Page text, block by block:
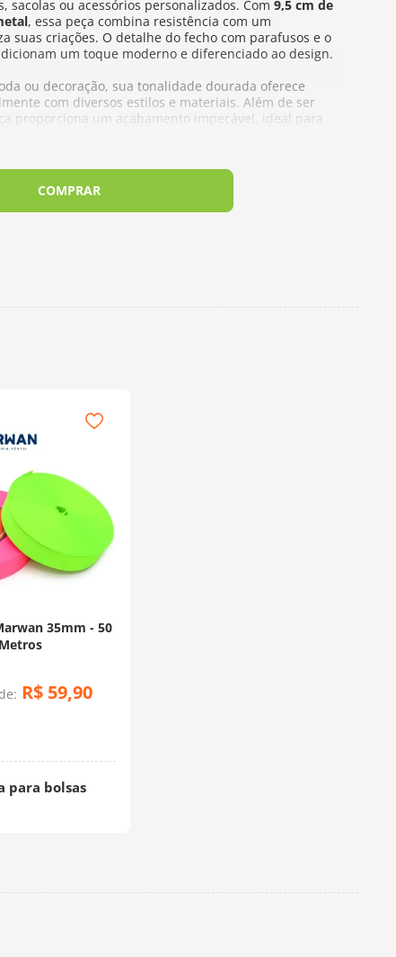
sacolas ou acessórios personalizados. Com 9,5 cm de
, essa peça combina resistência com um
suas criações. O detalhe do fecho com parafusos e o
um toque moderno e diferenciado ao design.
ou decoração, sua tonalidade dourada oferece
com diversos estilos e materiais. Além de ser
proporciona um acabamento impecável, ideal para
do artesanato.
COMPRAR
35mm - 50
Metros
R$ 59,90
para bolsas